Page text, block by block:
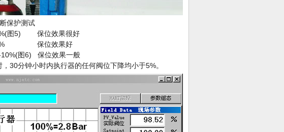
保护测试
图5) 保位效果很好
5% 保位效果好
10%(图6) 保位效果一般
30分钟小时内执行器的任何阀位下降均小于5%。